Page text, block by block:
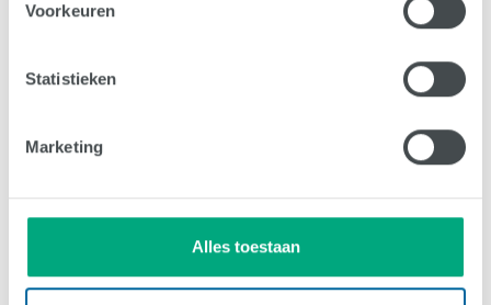
Voorkeuren
Statistieken
Marketing
Alles toestaan
Inventariseer ruimschoots voorafgaand aan bouw-
renovatie- en onderhoudswerkzaamheden of er
vogelnesten op de projectlocatie aanwezig zijn. Het
verstoren. Zo kan je er in je planning vooraf
rekening mee houden. Plan werkzaamheden op of
broedseizoen.